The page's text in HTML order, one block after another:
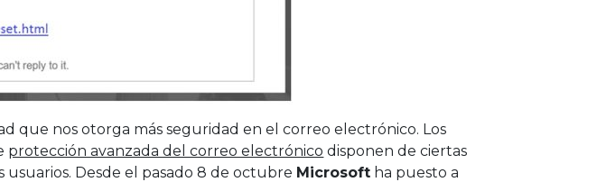
que nos otorga más seguridad en el correo electrónico. Los
protección avanzada del correo electrónico disponen de ciertas
Desde el pasado 8 de octubre Microsoft ha puesto a